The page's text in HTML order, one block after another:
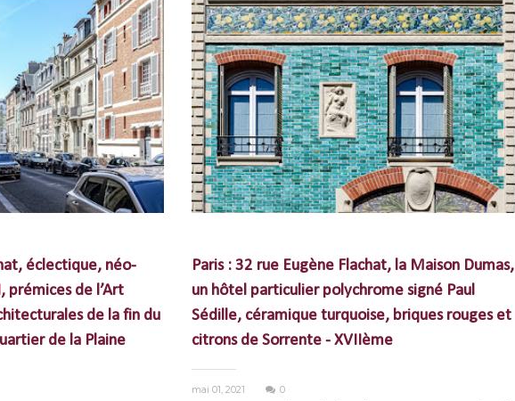
éclectique, néo-
prémices de l’Art
de la fin du
de la Plaine
Paris : 32 rue Eugène Flachat, la Maison Dumas,
un hôtel particulier polychrome signé Paul
Sédille, céramique turquoise, briques rouges et
citrons de Sorrente - XVIIème
mai 01, 2021 0